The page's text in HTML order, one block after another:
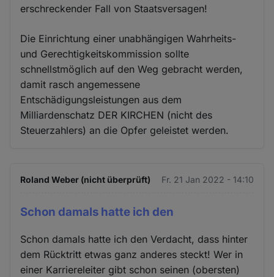
erschreckender Fall von Staatsversagen!
Die Einrichtung einer unabhängigen Wahrheits-
und Gerechtigkeitskommission sollte
schnellstmöglich auf den Weg gebracht werden,
damit rasch angemessene
Entschädigungsleistungen aus dem
Milliardenschatz DER KIRCHEN (nicht des
Steuerzahlers) an die Opfer geleistet werden.
Roland Weber (nicht überprüft) Fr. 21 Jan 2022 - 14:10
Schon damals hatte ich den
Schon damals hatte ich den Verdacht, dass hinter
dem Rücktritt etwas ganz anderes steckt! Wer in
einer Karriereleiter gibt schon seinen (obersten)